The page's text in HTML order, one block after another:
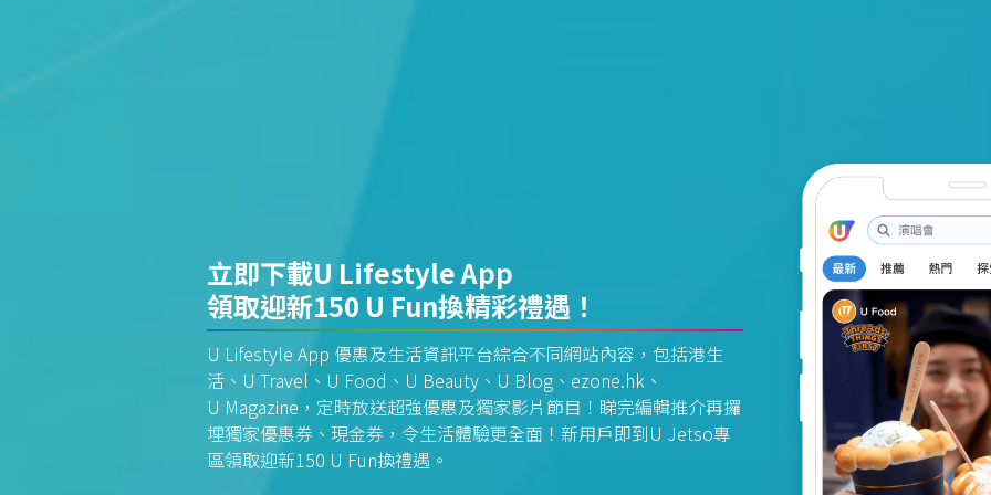
立即下載U Lifestyle App
領取迎新150 U Fun換精彩禮遇！
U Lifestyle App 優惠及生活資訊平台綜合不同網站內容，包括港生
活、U Travel、U Food、U Beauty、U Blog、ezone.hk、
U Magazine，定時放送超強優惠及獨家影片節目！睇完編輯推介再攞
埋獨家優惠券、現金券，令生活體驗更全面！新用戶即到U Jetso專
區領取迎新150 U Fun換禮遇。